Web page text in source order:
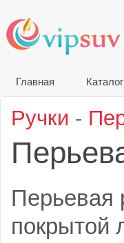
Главная Каталог
Ручки -
Перьевая
покрытой